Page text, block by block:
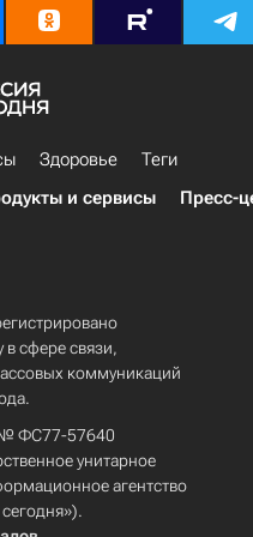
Здоровье
Теги
и сервисы Пресс-
сфере связи,
коммуникаций
№ ФС77-57640
унитарное
агентство